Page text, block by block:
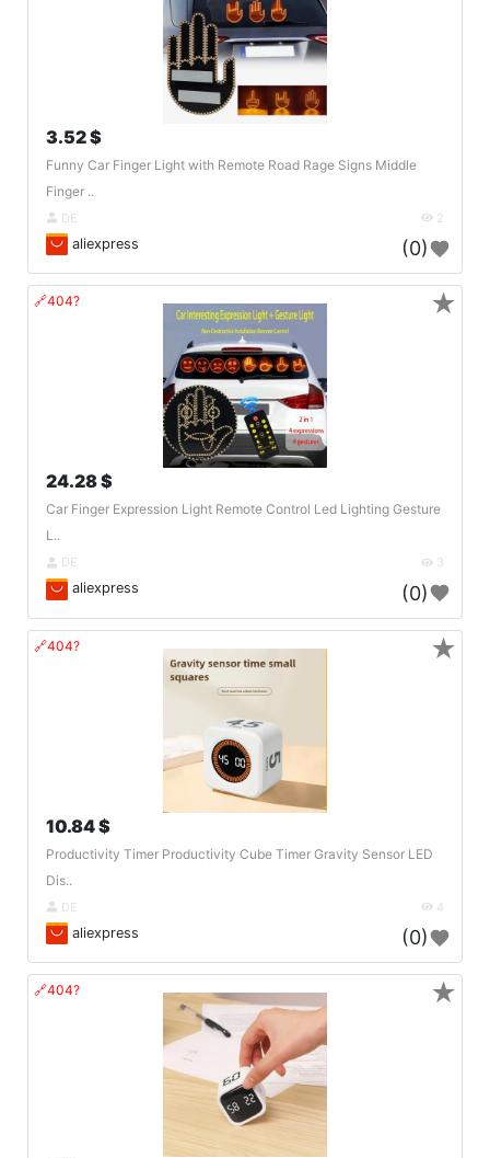
3.52 $
Funny Car Finger Light with Remote Road Rage Signs Middle
Finger ..
DE 2
aliexpress (0)
🔗404?
24.28 $
Car Finger Expression Light Remote Control Led Lighting Gesture
L..
DE 3
aliexpress (0)
★
🔗404?
10.84 $
Productivity Timer Productivity Cube Timer Gravity Sensor LED
Dis..
DE 4
aliexpress (0)
★
🔗404? ★